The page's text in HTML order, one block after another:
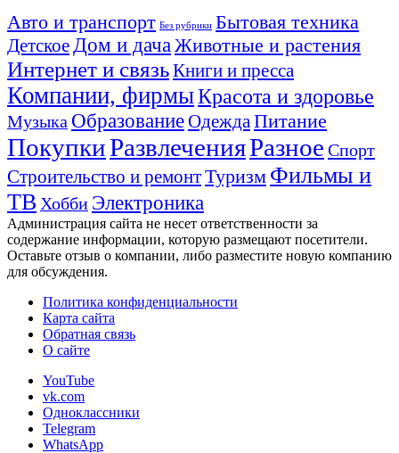
Авто и транспорт Без рубрики Бытовая техника
ДетскоеДом и дачаЖивотные и растения
Интернет и связьКниги и пресса
Компании, фирмыКрасота и здоровье
Музыка ОбразованиеОдеждаПитание
ПокупкиРазвлеченияРазное Спорт
Строительство и ремонтТуризм Фильмы и
ТВ Хобби Электроника
Администрация сайта не несет ответственности за
содержание информации, которую размещают посетители.
Оставьте отзыв о компании, либо разместите новую компанию
для обсуждения.
Политика конфиденциальности
Карта сайта
Обратная связь
О сайте
YouTube
vk.com
Одноклассники
Telegram
WhatsApp